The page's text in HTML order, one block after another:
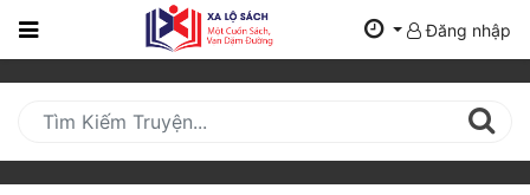
Trang
Mới
Cập
Đăng nhập